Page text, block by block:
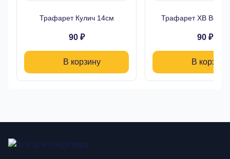
Трафарет Кулич 14см
90 ₽
В корзину
Трафарет ХВ
90 ₽
В корзину